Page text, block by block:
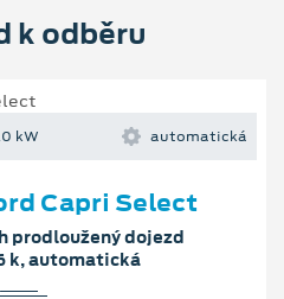
k odběru
kW automatická
Capri Select
prodloužený dojezd
k, automatická